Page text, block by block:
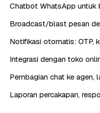
Chatbot WhatsApp untuk
Broadcast/blast pesan
Notifikasi otomatis: OTP,
Integrasi dengan toko
Pembagian chat ke agen,
Laporan percakapan,